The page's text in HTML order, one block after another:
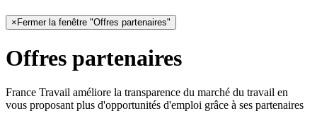
× Fermer la fenêtre "Offres partenaires"
Offres partenaires
France Travail améliore la transparence du marché du travail en
vous proposant plus d'opportunités d'emploi grâce à ses partenaires